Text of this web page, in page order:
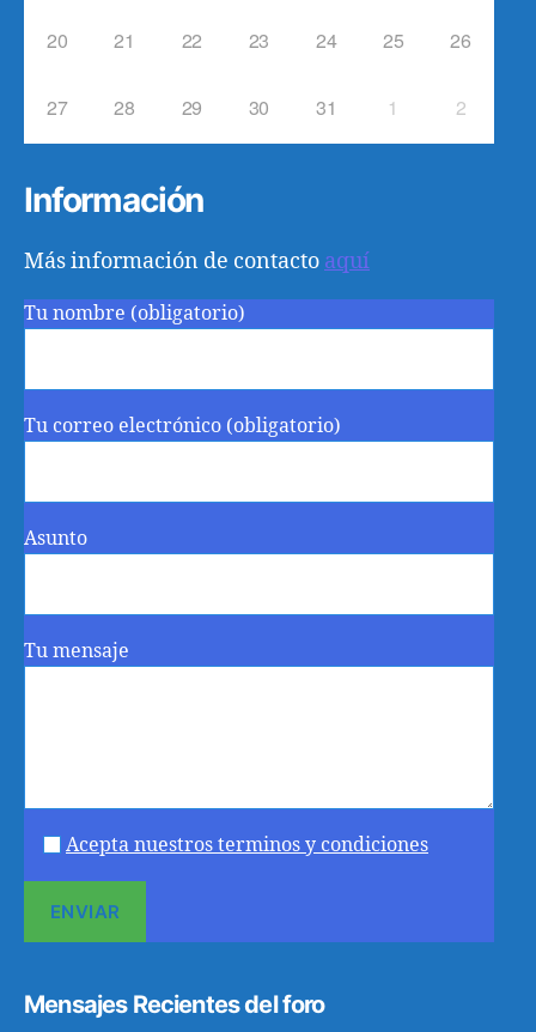
20 21 22 23 24 25 26
27 28 29 30 31 1 2
Información
Más información de contacto aquí
Tu nombre (obligatorio)
Tu correo electrónico (obligatorio)
Asunto
Tu mensaje
Acepta nuestros terminos y condiciones
Mensajes Recientes del foro